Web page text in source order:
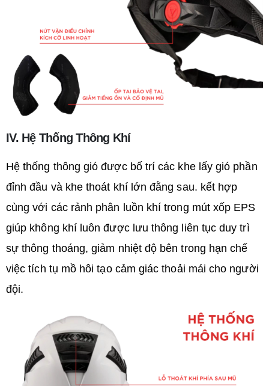
IV. Hệ Thống Thông Khí
Hệ thống thông gió được bố trí các khe lấy gió phần
đỉnh đầu và khe thoát khí lớn đằng sau. kết hợp
cùng với các rảnh phân luồn khí trong mút xốp EPS
giúp không khí luôn được lưu thông liên tục duy trì
sự thông thoáng, giảm nhiệt độ bên trong hạn chế
việc tích tụ mồ hôi tạo cảm giác thoải mái cho người
đội.